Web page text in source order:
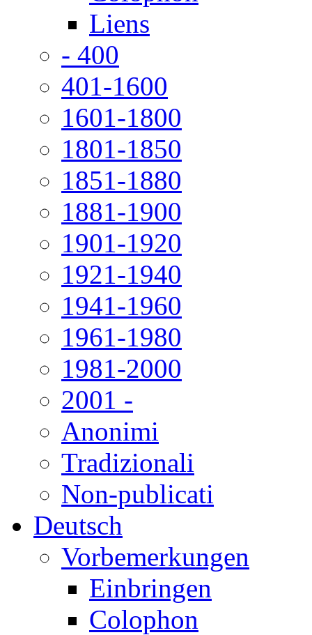
Liens
- 400
401-1600
1601-1800
1801-1850
1851-1880
1881-1900
1901-1920
1921-1940
1941-1960
1961-1980
1981-2000
2001 -
Anonimi
Tradizionali
Non-publicati
Deutsch
Vorbemerkungen
Einbringen
Colophon